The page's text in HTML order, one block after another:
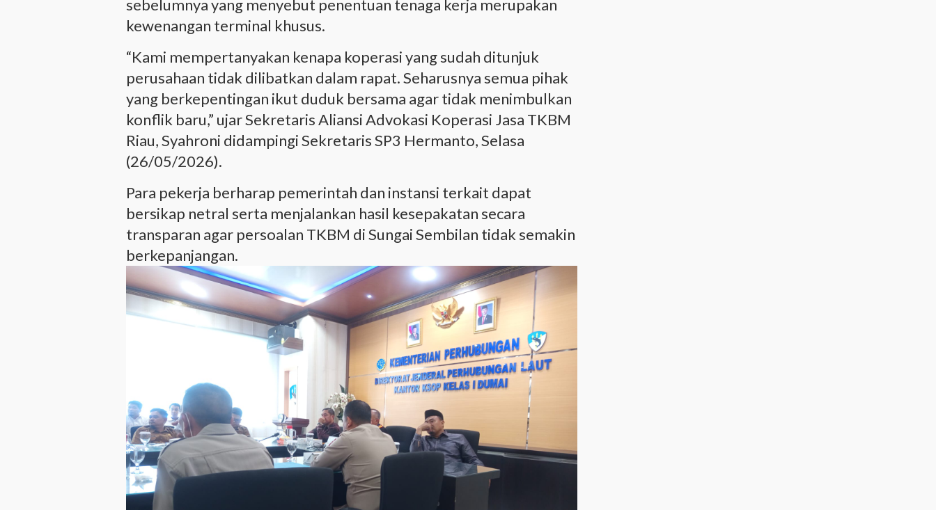
sebelumnya yang menyebut penentuan tenaga kerja merupakan
kewenangan terminal khusus.
“Kami mempertanyakan kenapa koperasi yang sudah ditunjuk
perusahaan tidak dilibatkan dalam rapat. Seharusnya semua pihak
yang berkepentingan ikut duduk bersama agar tidak menimbulkan
konflik baru,” ujar Sekretaris Aliansi Advokasi Koperasi Jasa TKBM
Riau, Syahroni didampingi Sekretaris SP3 Hermanto, Selasa
(26/05/2026).
Para pekerja berharap pemerintah dan instansi terkait dapat
bersikap netral serta menjalankan hasil kesepakatan secara
transparan agar persoalan TKBM di Sungai Sembilan tidak semakin
berkepanjangan.